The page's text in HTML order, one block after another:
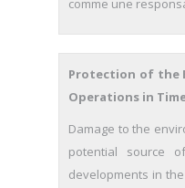
comme une
Protection of the
Operations in
Damage to the
potential source
developments in